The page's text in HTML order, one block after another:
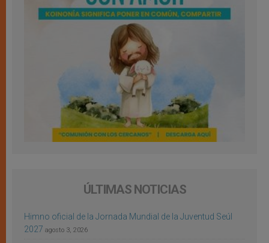
ÚLTIMAS NOTICIAS
Himno oficial de la Jornada Mundial de la Juventud Seúl
2027 agosto 3, 2026